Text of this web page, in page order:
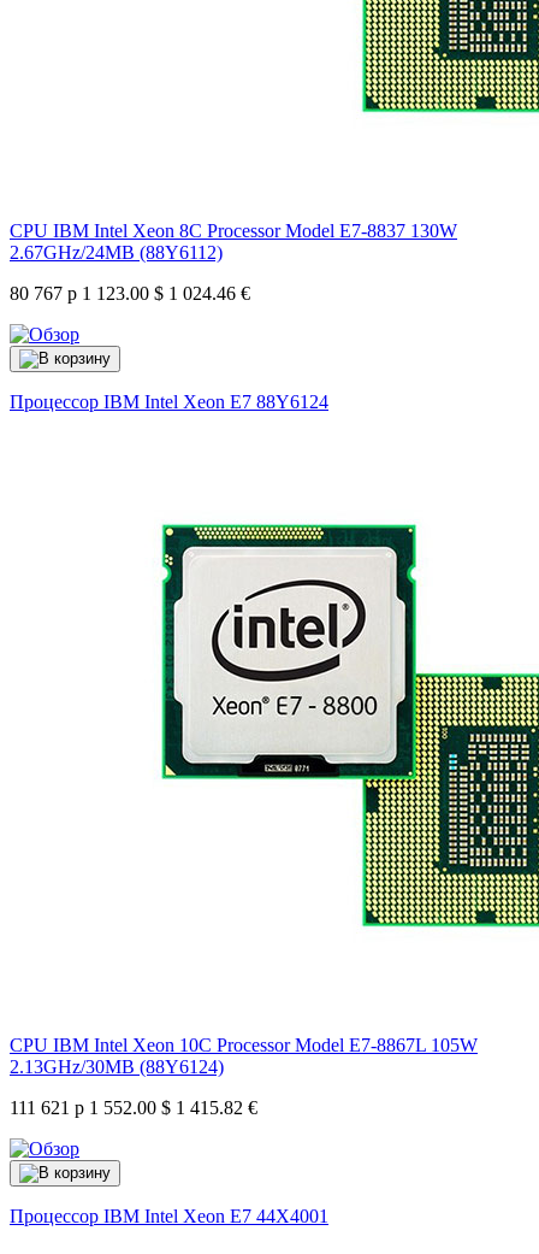
CPU IBM Intel Xeon 8C Processor Model E7-8837 130W
2.67GHz/24MB (88Y6112)
80 767 р 1 123.00 $ 1 024.46 €
Процессор IBM Intel Xeon E7 88Y6124
CPU IBM Intel Xeon 10C Processor Model E7-8867L 105W
2.13GHz/30MB (88Y6124)
111 621 р 1 552.00 $ 1 415.82 €
Процессор IBM Intel Xeon E7 44X4001